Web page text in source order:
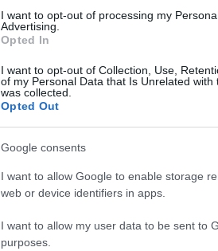
I want to opt-out of processing my
Advertising.
Opted In
I want to opt-out of Collection, Use,
of my Personal Data that Is Unrelated
was collected.
Opted Out
Google consents
I want to allow Google to enable storage
web or device identifiers in apps.
I want to allow my user data to be sent to
purposes.